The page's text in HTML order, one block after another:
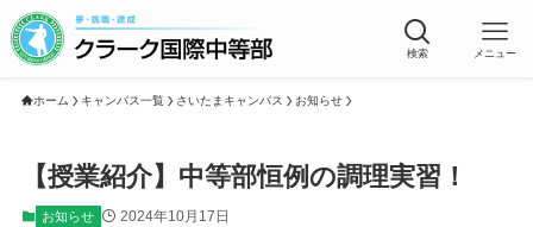
検索 メニュー
ホーム キャンパス一覧 さいたまキャンパス お知らせ
【授業紹介】中等部恒例の調理実習！
お知らせ 2024年10月17日